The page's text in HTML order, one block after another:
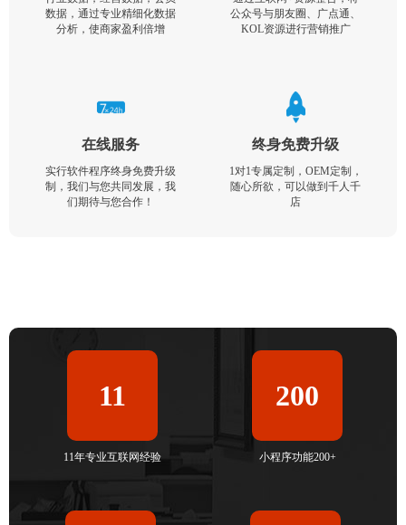
数据，通过专业精细化数据
分析，使商家盈利倍增
公众号与朋友圈、广点通、
KOL资源进行营销推广
在线服务
实行软件程序终身免费升级
制，我们与您共同发展，我
们期待与您合作！
终身免费升级
1对1专属定制，OEM定制，
随心所欲，可以做到千人千
店
11
11年专业互联网经验
200
小程序功能200+